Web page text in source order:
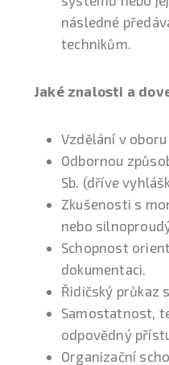
následné
technikům.
Jaké znalosti a
Vzdělání v
Odbornou
Sb. (dříve
Zkušenosti s
nebo
Schopnost
dokumentaci.
Řidičský průkaz
Samostatnost,
odpovědný
Organizační